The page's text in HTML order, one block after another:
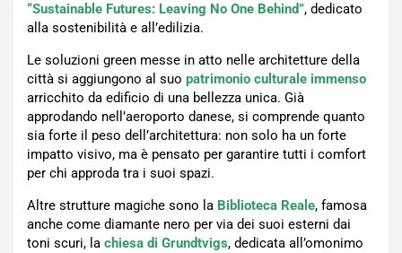
“Sustainable Futures: Leaving No One Behind”, dedicato
alla sostenibilità e all’edilizia.
Le soluzioni green messe in atto nelle architetture della
città si aggiungono al suo patrimonio culturale immenso
arricchito da edificio di una bellezza unica. Già
approdando nell’aeroporto danese, si comprende quanto
sia forte il peso dell’architettura: non solo ha un forte
impatto visivo, ma è pensato per garantire tutti i comfort
per chi approda tra i suoi spazi.
Altre strutture magiche sono la Biblioteca Reale, famosa
anche come diamante nero per via dei suoi esterni dai
toni scuri, la chiesa di Grundtvigs, dedicata all’omonimo